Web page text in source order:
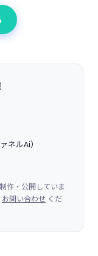
ネルAi）
作・公開していま
お問い合わせ くだ